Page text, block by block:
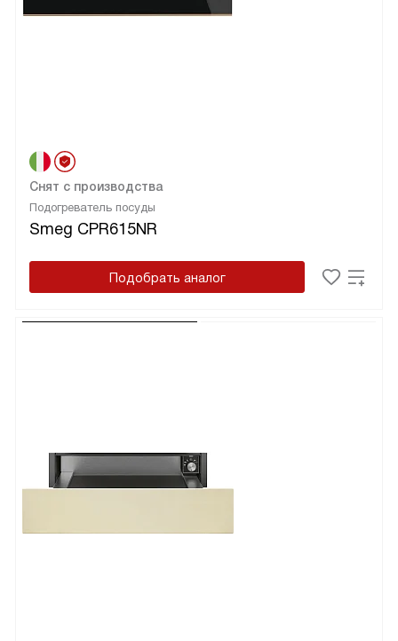
Подогреватель посуды
Smeg CPR615NR
Снят с производства
Подобрать аналог